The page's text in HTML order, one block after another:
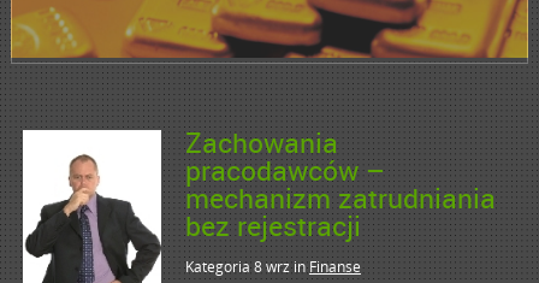
Zachowania
pracodawców –
mechanizm zatrudniania
bez rejestracji
Kategoria 8 wrzinFinanse